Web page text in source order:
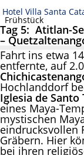
Hotel Villa Santa
Frühstück
Tag 5: Atitlan-
–
Fahrt ins etwa
entfernte, auf
Hochlanddorf
Iglesia de Santo
eines Maya-
mystischen
eindrucksvollen
Gräbern. Hier
bei ihren